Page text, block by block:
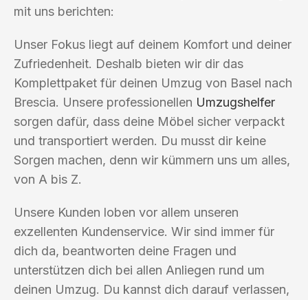
mit uns berichten:
Unser Fokus liegt auf deinem Komfort und deiner
Zufriedenheit. Deshalb bieten wir dir das
Komplettpaket für deinen Umzug von Basel nach
Brescia. Unsere professionellen Umzugshelfer
sorgen dafür, dass deine Möbel sicher verpackt
und transportiert werden. Du musst dir keine
Sorgen machen, denn wir kümmern uns um alles,
von A bis Z.
Unsere Kunden loben vor allem unseren
exzellenten Kundenservice. Wir sind immer für
dich da, beantworten deine Fragen und
unterstützen dich bei allen Anliegen rund um
deinen Umzug. Du kannst dich darauf verlassen,